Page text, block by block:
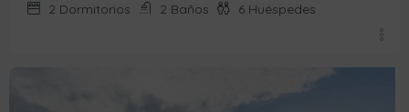
2 Dormitorios 2 Baños 6 Huéspedes